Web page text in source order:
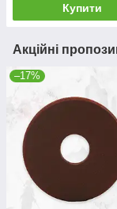
Купити
Акційні
–17%